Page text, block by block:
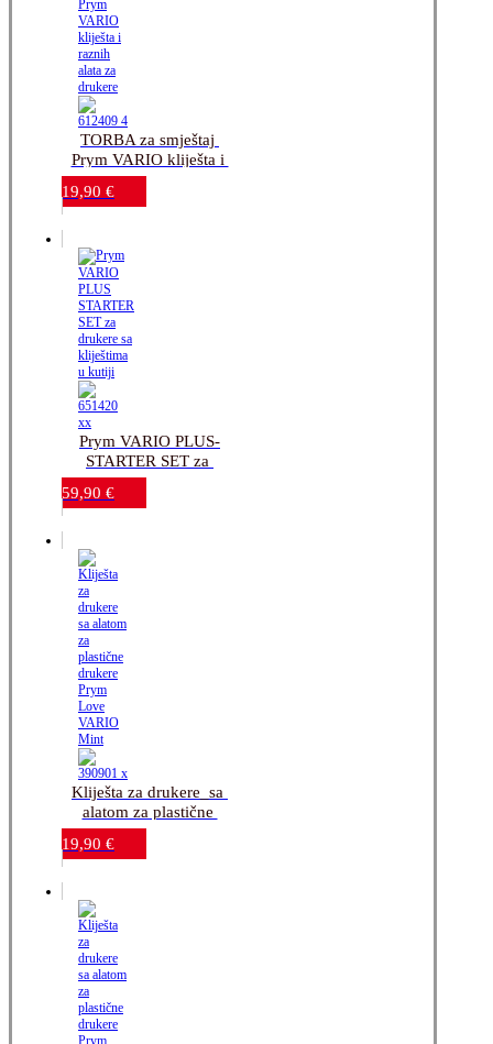
TORBA za smještaj
Prym VARIO kliješta i
raznih alata za drukere
19,90 €
Prym VARIO PLUS-
STARTER SET za
drukere sa kliještima u
59,90 €
Kliješta za drukere_sa
alatom za plastične
drukere_Prym Love
VARIO Mint
19,90 €